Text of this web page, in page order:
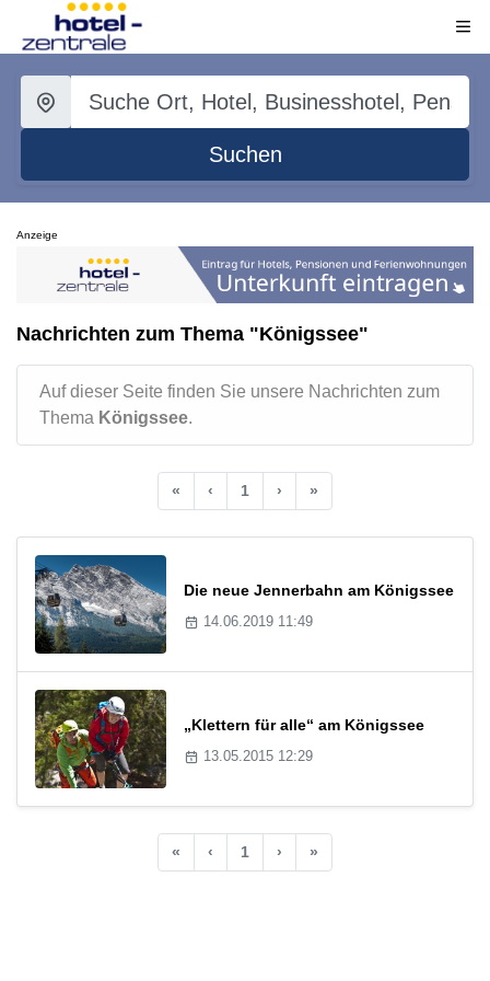
Suchen
Anzeige
Nachrichten zum Thema "Königssee"
Auf dieser Seite finden Sie unsere Nachrichten zum
Thema Königssee.
« ‹ 1 › »
Die neue Jennerbahn am Königssee
14.06.2019 11:49
„Klettern für alle“ am Königssee
13.05.2015 12:29
« ‹ 1 › »